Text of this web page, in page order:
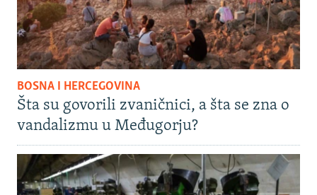
BOSNA I HERCEGOVINA
Šta su govorili zvaničnici, a šta se zna o
vandalizmu u Međugorju?